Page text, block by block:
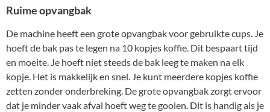
Ruime opvangbak
De machine heeft een grote opvangbak voor gebruikte cups. Je
hoeft de bak pas te legen na 10 kopjes koffie. Dit bespaart tijd
en moeite. Je hoeft niet steeds de bak leeg te maken na elk
kopje. Het is makkelijk en snel. Je kunt meerdere kopjes koffie
zetten zonder onderbreking. De grote opvangbak zorgt ervoor
dat je minder vaak afval hoeft weg te gooien. Dit is handig als je